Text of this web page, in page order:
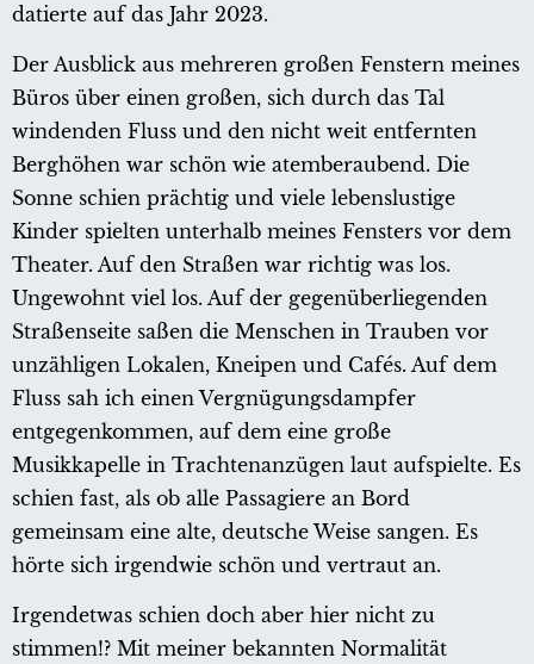
datierte auf das Jahr 2023.
Der Ausblick aus mehreren großen Fenstern meines
Büros über einen großen, sich durch das Tal
windenden Fluss und den nicht weit entfernten
Berghöhen war schön wie atemberaubend. Die
Sonne schien prächtig und viele lebenslustige
Kinder spielten unterhalb meines Fensters vor dem
Theater. Auf den Straßen war richtig was los.
Ungewohnt viel los. Auf der gegenüberliegenden
Straßenseite saßen die Menschen in Trauben vor
unzähligen Lokalen, Kneipen und Cafés. Auf dem
Fluss sah ich einen Vergnügungsdampfer
entgegenkommen, auf dem eine große
Musikkapelle in Trachtenanzügen laut aufspielte. Es
schien fast, als ob alle Passagiere an Bord
gemeinsam eine alte, deutsche Weise sangen. Es
hörte sich irgendwie schön und vertraut an.
Irgendetwas schien doch aber hier nicht zu
stimmen!? Mit meiner bekannten Normalität